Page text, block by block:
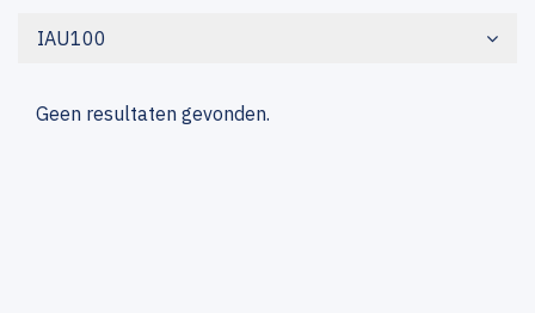
IAU100
Geen resultaten gevonden.